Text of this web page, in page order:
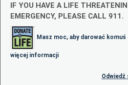
IF YOU HAVE A LIFE
EMERGENCY, PLEASE CALL 911.
Masz moc, aby darować
więcej informacji
Odwiedź